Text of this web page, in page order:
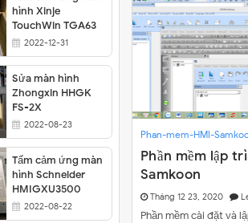
Thay cảm ứng MCGS TPC7062KX
Sửa màn cảm ứng Samkoon SA-102A
Thay cảm ứng màn hình Buhler PC-Panel LCP-104
hình Xinje
TouchWin TGA63
2022-12-31
Sửa màn hình
Zhongxin HHGK
FS-2X
2022-08-23
Tấm cảm ứng màn
hình Schneider
HMIGXU3500
2022-08-22
Phan-mem-HMI-
Phần mềm lập
Samkoon
Tháng 12 23, 2020
Phần mềm cài đặt và